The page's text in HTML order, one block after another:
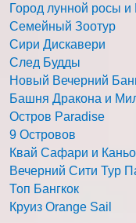
Город лунной росы и
Семейный Зоотур
Сири Дискавери
След Будды
Новый Вечерний
Башня Дракона и
Остров Paradise
9 Островов
Квай Сафари и
Вечерний Сити Тур
Топ Бангкок
Круиз Orange Sail